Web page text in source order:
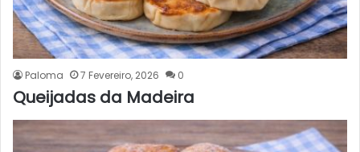
Paloma 7 Fevereiro, 2026 0
Queijadas da Madeira